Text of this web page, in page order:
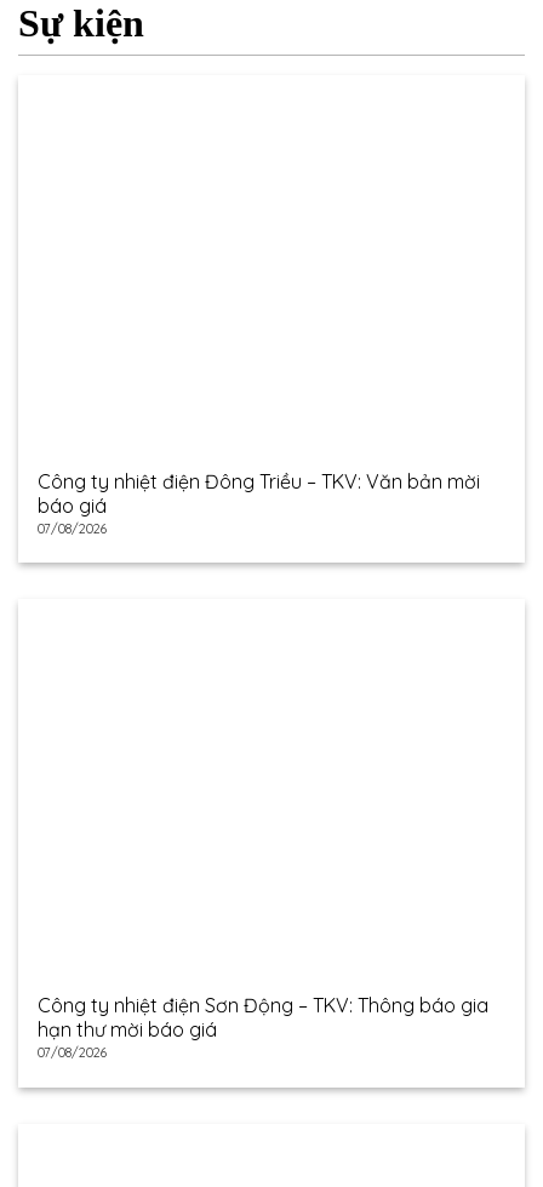
Sự kiện
Công ty nhiệt điện Đông Triều – TKV: Văn bản mời
báo giá
07/08/2026
Công ty nhiệt điện Sơn Động – TKV: Thông báo gia
hạn thư mời báo giá
07/08/2026